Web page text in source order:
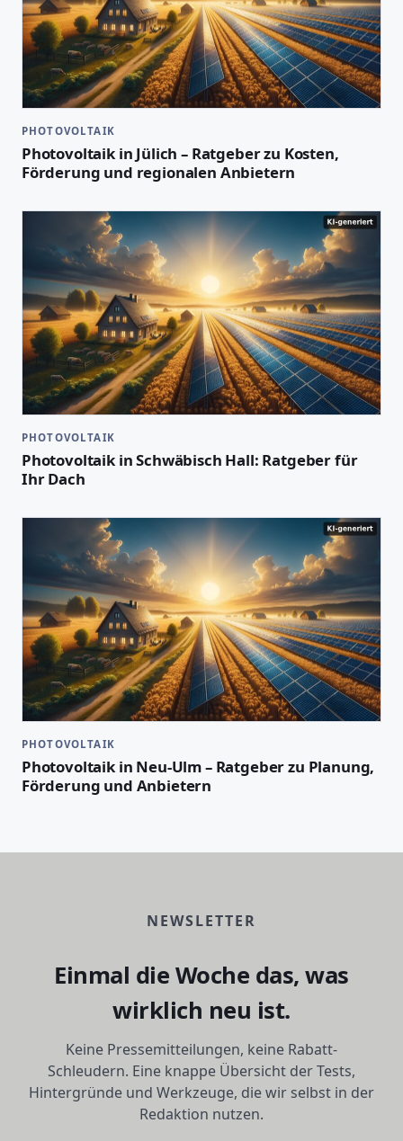
PHOTOVOLTAIK
Photovoltaik in Jülich – Ratgeber zu Kosten,
Förderung und regionalen Anbietern
PHOTOVOLTAIK
Photovoltaik in Schwäbisch Hall: Ratgeber für
Ihr Dach
PHOTOVOLTAIK
Photovoltaik in Neu-Ulm – Ratgeber zu Planung,
Förderung und Anbietern
NEWSLETTER
Einmal die Woche das, was
wirklich neu ist.
Keine Pressemitteilungen, keine Rabatt-
Schleudern. Eine knappe Übersicht der Tests,
Hintergründe und Werkzeuge, die wir selbst in der
Redaktion nutzen.